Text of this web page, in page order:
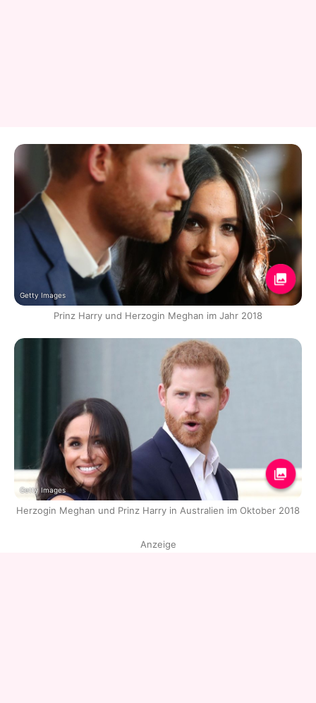
Getty Images
Prinz Harry und Herzogin Meghan im Jahr 2018
Getty Images
Herzogin Meghan und Prinz Harry in Australien im Oktober 2018
Anzeige